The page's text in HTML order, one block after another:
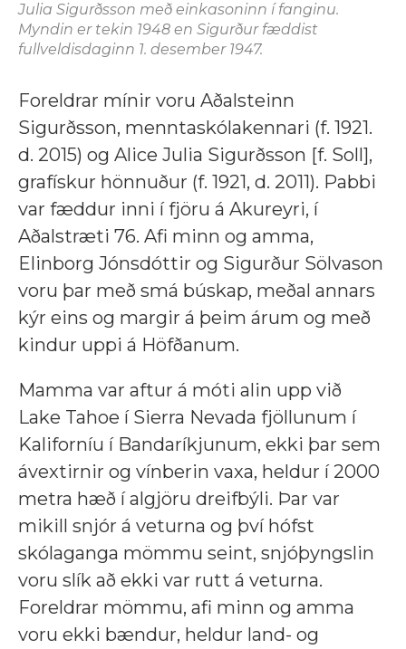
Julia Sigurðsson með einkasoninn í fanginu.
Myndin er tekin 1948 en Sigurður fæddist
fullveldisdaginn 1. desember 1947.
Foreldrar mínir voru Aðalsteinn
Sigurðsson, menntaskólakennari (f. 1921.
d. 2015) og Alice Julia Sigurðsson [f. Soll],
grafískur hönnuður (f. 1921, d. 2011). Pabbi
var fæddur inni í fjöru á Akureyri, í
Aðalstræti 76. Afi minn og amma,
Elinborg Jónsdóttir og Sigurður Sölvason
voru þar með smá búskap, meðal annars
kýr eins og margir á þeim árum og með
kindur uppi á Höfðanum.
Mamma var aftur á móti alin upp við
Lake Tahoe í Sierra Nevada fjöllunum í
Kaliforníu í Bandaríkjunum, ekki þar sem
ávextirnir og vínberin vaxa, heldur í 2000
metra hæð í algjöru dreifbýli. Þar var
mikill snjór á veturna og því hófst
skólaganga mömmu seint, snjóþyngslin
voru slík að ekki var rutt á veturna.
Foreldrar mömmu, afi minn og amma
voru ekki bændur, heldur land- og